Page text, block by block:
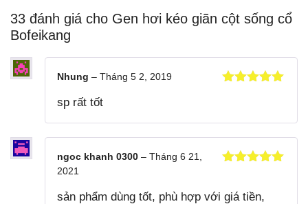
33 đánh giá cho Gen hơi kéo giãn cột sống cổ
Bofeikang
Nhung – Tháng 5 2, 2019
sp rất tốt
sao
ngoc khanh 0300 – Tháng 6 21,
2021
sản phẩm dùng tốt, phù hợp với giá tiền,